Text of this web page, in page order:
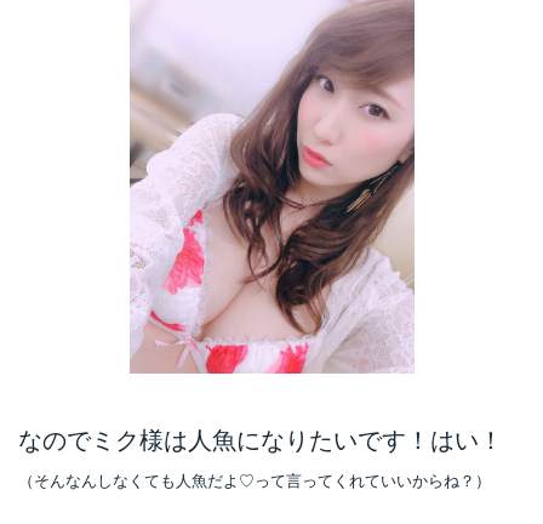
なのでミク様は人魚になりたいです！はい！
（そんなんしなくても人魚だよ♡って言ってくれていいからね？）